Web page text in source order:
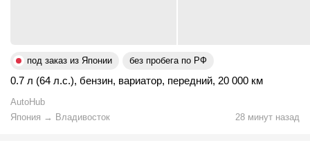
под заказ из Японии без пробега по РФ
0.7 л (64 л.с.), бензин, вариатор, передний, 20 000 км
AutoHub
Япония → Владивосток 28 минут назад